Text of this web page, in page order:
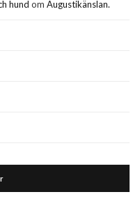
hund om Augustikänslan.